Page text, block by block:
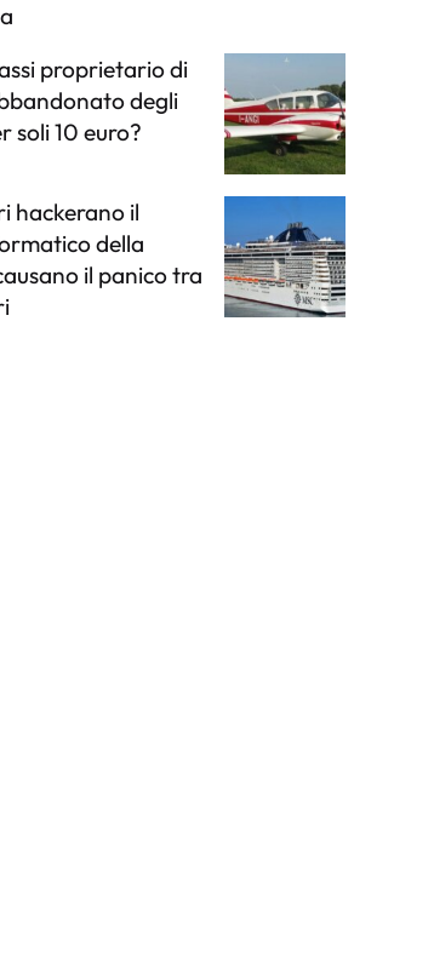
proprietario di
degli
soli 10 euro?
hackerano il
della
il panico tra